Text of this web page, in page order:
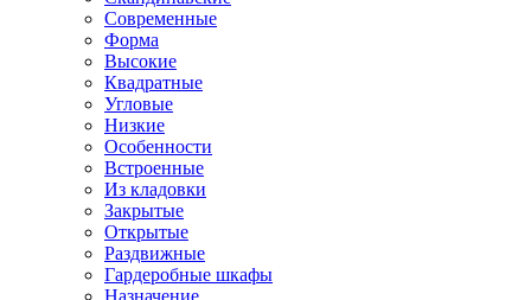
Современные
Форма
Высокие
Квадратные
Угловые
Низкие
Особенности
Встроенные
Из кладовки
Закрытые
Открытые
Раздвижные
Гардеробные шкафы
Назначение